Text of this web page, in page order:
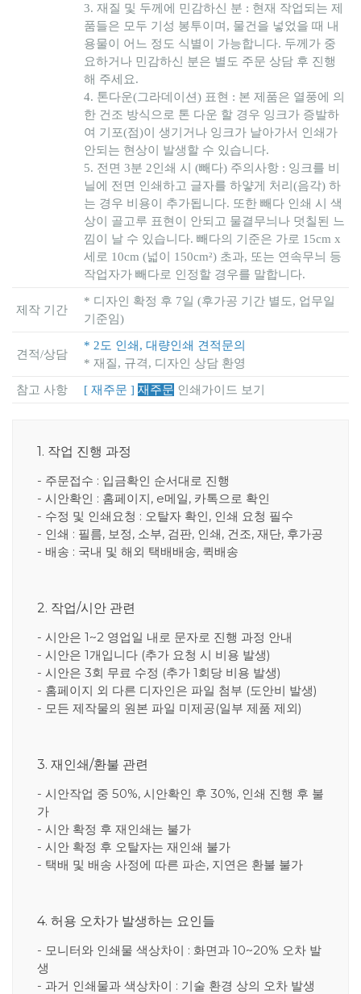
3. 재질 및 두께에 민감하신 분 : 현재 작업되는 제
품들은 모두 기성 봉투이며, 물건을 넣었을 때 내
용물이 어느 정도 식별이 가능합니다. 두께가 중
요하거나 민감하신 분은 별도 주문 상담 후 진행
해 주세요.
4. 톤다운(그라데이션) 표현 : 본 제품은 열풍에 의
한 건조 방식으로 톤 다운 할 경우 잉크가 증발하
여 기포(점)이 생기거나 잉크가 날아가서 인쇄가
안되는 현상이 발생할 수 있습니다.
5. 전면 3분 2인쇄 시 (빼다) 주의사항 : 잉크를 비
닐에 전면 인쇄하고 글자를 하얗게 처리(음각) 하
는 경우 비용이 추가됩니다. 또한 빼다 인쇄 시 색
상이 골고루 표현이 안되고 물결무늬나 덧칠된 느
낌이 날 수 있습니다. 빼다의 기준은 가로 15cm x
세로 10cm (넓이 150cm²) 초과, 또는 연속무늬 등
작업자가 빼다로 인정할 경우를 말합니다.
제작 기간
* 디자인 확정 후 7일 (후가공 기간 별도, 업무일
기준임)
견적/상담
* 2도 인쇄, 대량인쇄 견적문의
* 재질, 규격, 디자인 상담 환영
참고 사항 [ 재주문 ] 재주문 인쇄가이드 보기
1. 작업 진행 과정
- 주문접수 : 입금확인 순서대로 진행
- 시안확인 : 홈페이지, e메일, 카톡으로 확인
- 수정 및 인쇄요청 : 오탈자 확인, 인쇄 요청 필수
- 인쇄 : 필름, 보정, 소부, 검판, 인쇄, 건조, 재단, 후가공
- 배송 : 국내 및 해외 택배배송, 퀵배송
2. 작업/시안 관련
- 시안은 1~2 영업일 내로 문자로 진행 과정 안내
- 시안은 1개입니다 (추가 요청 시 비용 발생)
- 시안은 3회 무료 수정 (추가 1회당 비용 발생)
- 홈페이지 외 다른 디자인은 파일 첨부 (도안비 발생)
- 모든 제작물의 원본 파일 미제공(일부 제품 제외)
3. 재인쇄/환불 관련
- 시안작업 중 50%, 시안확인 후 30%, 인쇄 진행 후 불
가
- 시안 확정 후 재인쇄는 불가
- 시안 확정 후 오탈자는 재인쇄 불가
- 택배 및 배송 사정에 따른 파손, 지연은 환불 불가
4. 허용 오차가 발생하는 요인들
- 모니터와 인쇄물 색상차이 : 화면과 10~20% 오차 발
생
- 과거 인쇄물과 색상차이 : 기술 환경 상의 오차 발생